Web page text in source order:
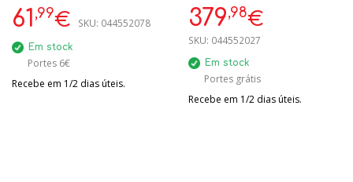
61 ,99€ SKU: 044552078
Em stock
Portes 6€
Recebe em 1/2 dias úteis.
AUTOMÁTICA
379,98€
SKU: 044552027
Em stock
Portes grátis
Recebe em 1/2 dias úteis.